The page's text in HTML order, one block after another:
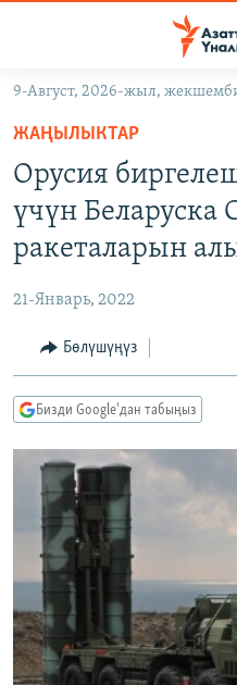
Навигацияга
өтүңүз
Издөөгө
салыңыз
КЫРГЫЗСТАН
КЫРГЫЗСТАН
МАДАНИЯТ
ДҮЙНӨ
УКРАИНА
ТВ ПРОГРАММАЛАР
БҮГҮН АЗАТТЫКТА
ДАНИСТЕ
ЭЖЕ-СИҢДИЛЕР
АЗАТТЫК+
ЫҢГАЙСЫЗ СУРООЛОР
ПОДКАСТ
Русский
ОНЛАЙН ШЕРИНЕ
ЭЕ/АРнун бардык
9-Август, 2026-жыл,
ЖАҢЫЛЫКТАР
Орусия
үчүн Беларуска
ракеталарын
21-Январь, 2022
Бөлүшүңүз
Бизди Google'дан табыңыз